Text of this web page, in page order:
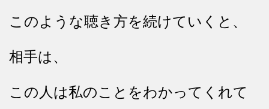
このような聴き方を続けていくと、
相手は、
この人は私のことをわかってくれて